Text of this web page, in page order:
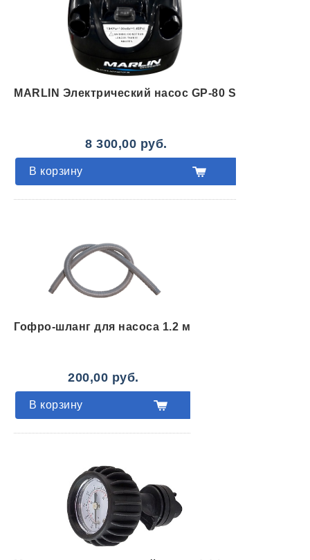
MARLIN Электрический насос GP-80 S
В корзину
8 300,00 руб.
Гофро-шланг для насоса 1.2 м
В корзину
200,00 руб.